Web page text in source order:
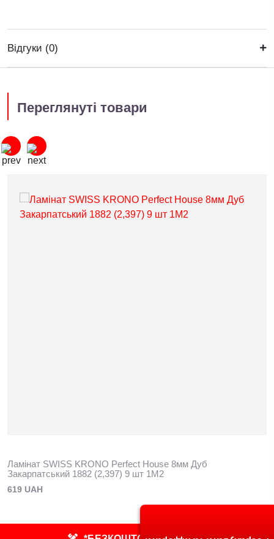
Відгуки (0)
Переглянуті товари
Ламінат SWISS KRONO Perfect House 8мм Дуб
Закарпатський 1882 (2,397) 9 шт 1M2
619 UAH